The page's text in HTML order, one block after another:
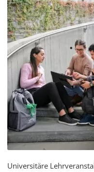
Universitäre